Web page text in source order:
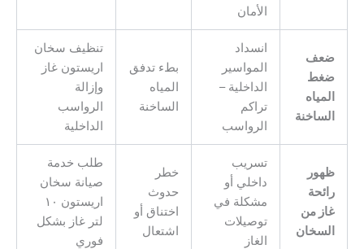
الأمان
ضعف
ضغط
المياه
الساخنة
انسداد
المواسير
الداخلية –
تراكم
الرواسب
بطء تدفق
المياه
الساخنة
تنظيف سخان
اريستون غاز
وإزالة
الرواسب
الداخلية
ظهور
رائحة
غاز من
السخان
تسريب
داخلي أو
مشكلة في
توصيلات
الغاز
خطر
حدوث
اختناق أو
اشتعال
طلب خدمة
صيانة سخان
اريستون ١٠
لتر غاز بشكل
فوري